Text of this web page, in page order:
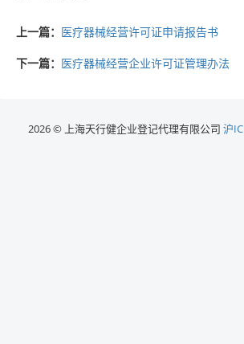
上一篇： 医疗器械经营许可证申请报告书
下一篇： 医疗器械经营企业许可证管理办法
2026 © 上海天行健企业登记代理有限公司 沪